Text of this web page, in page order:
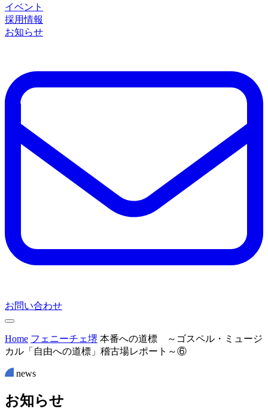
イベント
採用情報
お知らせ
お問い合わせ
Home フェニーチェ堺 本番への道標 ～ゴスペル・ミュージ
カル「自由への道標」稽古場レポート～⑥
news
お知らせ